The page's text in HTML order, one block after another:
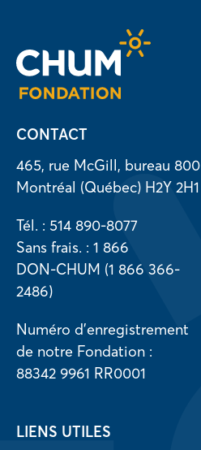
CONTACT
465, rue McGill, bureau 800
Montréal (Québec) H2Y 2H1
Tél. : 514 890-8077
Sans frais. : 1 866
DON-CHUM (1 866 366-
2486)
Numéro d’enregistrement
de notre Fondation :
88342 9961 RR0001
LIENS UTILES